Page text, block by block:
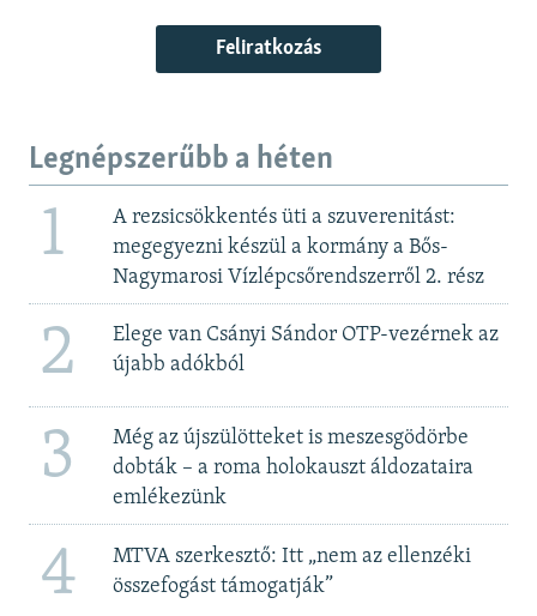
Feliratkozás
Legnépszerűbb a héten
1
A rezsicsökkentés üti a szuverenitást:
megegyezni készül a kormány a Bős-
Nagymarosi Vízlépcsőrendszerről 2. rész
2
Elege van Csányi Sándor OTP-vezérnek az
újabb adókból
3
Még az újszülötteket is meszesgödörbe
dobták – a roma holokauszt áldozataira
emlékezünk
4
MTVA szerkesztő: Itt „nem az ellenzéki
összefogást támogatják”